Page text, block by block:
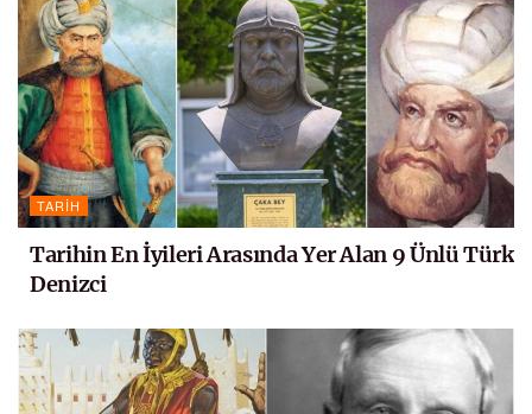
TARIH
Tarihin En İyileri Arasında Yer Alan 9 Ünlü Türk
Denizci